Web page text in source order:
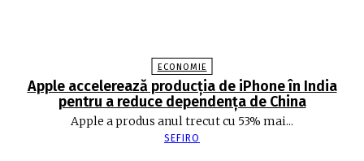
ECONOMIE
Apple accelerează producția de iPhone în India
pentru a reduce dependența de China
Apple a produs anul trecut cu 53% mai...
SEFIRO